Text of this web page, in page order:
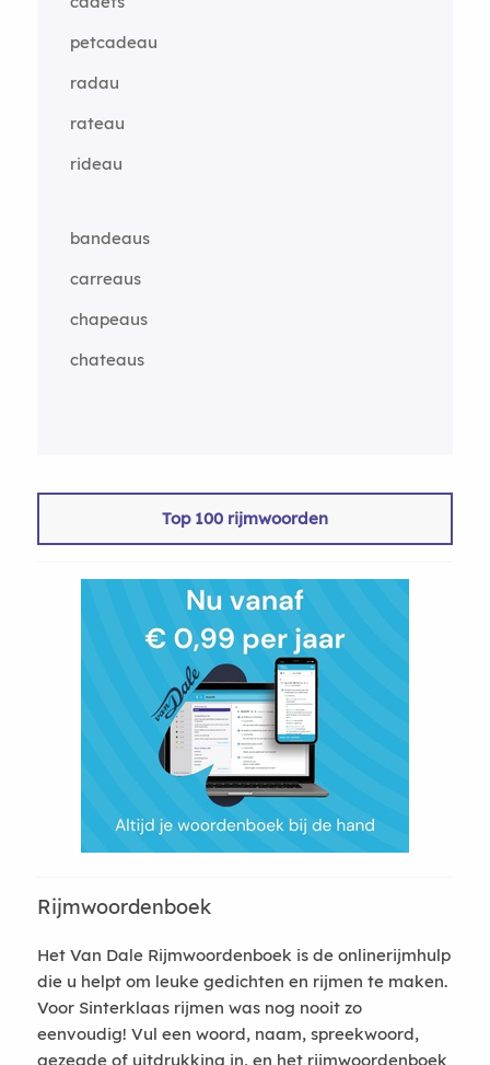
petcadeau
radau
rateau
rideau
bandeaus
carreaus
chapeaus
chateaus
Top 100 rijmwoorden
Rijmwoordenboek
Het Van Dale Rijmwoordenboek is de onlinerijmhulp
die u helpt om leuke gedichten en rijmen te maken.
Voor Sinterklaas rijmen was nog nooit zo
eenvoudig! Vul een woord, naam, spreekwoord,
gezegde of uitdrukking in, en het rijmwoordenboek